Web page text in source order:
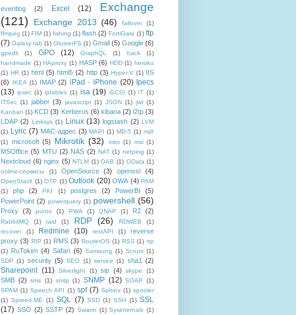
eventlog
(2) Excel (12)
Exchange
(121)
Exchange 2013 (46) failover
(1)
ffmpeg (1) FIM (1) fishing (1) flash (2) FortiGate (1) ftp
(7) Galaxy tab (1) GlusterFS (1) Gmail (5) Google (6)
gpedit (1) GPO (12) GraphQL (1) hack
(1)
handmade (1) HAproxy (1) HASP (6) HDD (1) heroku
(1) HR (1) html (5) html5 (2) http (3) Hyper-V (1) IIS
(6)
IKEA (1) IMAP (2) iPad - iPhone (20) Ipecs
(13) ipsec (1) iptables (1) isa (19) iSCSI (1) IT (1)
ITSec (1) jabber (3) javascript (1) JSON (1) jwt (1)
Kanban (1) KCD (3) Kerberos (6) kibana (2) l2tp (3)
LDAP (2) Linksys (1) Linux (13) logstash (2) LVM
(1) Lync (7) MAC-адрес (3) MAPI (1) MD-5 (1) mdf
(1) microsoft (5) Mikrotik (32) miro (1) msi (1)
MSOffice (5) MTU (2) NAS (2) NAT (1) netping (1)
Nextcloud (6) nginx (5) NTLM (1) OAB (1) OData (1)
online-сервисы
(1) OpenSource (3) openssl (4)
OpenStack (1) OTP (1) Outlook (20) OWA (4) PAM
(1)
php (2) PKI (1) postgres (2) PowerBI
(5)
PowerPoint (2) powerquery (1) powershell (56)
Proxy (3) punto (1) PWA (1) QNAP (1) R2 (2)
RabbitMQ (1) raid (1) RDP (26) RDWEB
(1)
recover
(1) Redmine (10) restAPI (1)
reverse
proxy (3) RIP (1) RMS (3) RouterOS (1) RSS (1) rtp
(1) RuToken (4) Safari (6) Samsung (1) Scrum (1)
SDP (1) security (5) SEO (1) service (1) sha1 (2)
Sharepoint (11) Silverlight (1) sip (4) skype (1)
SMB (2) sms (1) smtp (1) SNMP (12) SOAP
(1)
SPAM (1) Speech API (1) spf (7) Sphinx (1) spooler
(1) Spreed.ME (1) SQL (7) SSD (1) SSH (1) SSL
(17) SSO (2) SSTP (2) Swarm (1) Sysinternals (1)